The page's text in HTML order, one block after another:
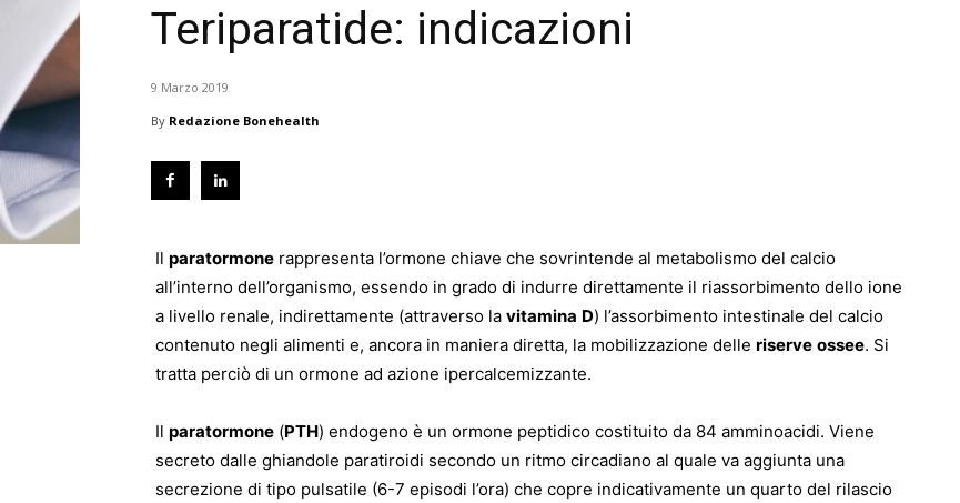
Teriparatide: indicazioni
9 Marzo 2019
By Redazione Bonehealth
Il paratormone rappresenta l’ormone chiave che sovrintende al metabolismo del calcio
all’interno dell’organismo, essendo in grado di indurre direttamente il riassorbimento dello ione
a livello renale, indirettamente (attraverso la vitamina D) l’assorbimento intestinale del calcio
contenuto negli alimenti e, ancora in maniera diretta, la mobilizzazione delle riserve ossee. Si
tratta perciò di un ormone ad azione ipercalcemizzante.
Il paratormone (PTH) endogeno è un ormone peptidico costituito da 84 amminoacidi. Viene
secreto dalle ghiandole paratiroidi secondo un ritmo circadiano al quale va aggiunta una
secrezione di tipo pulsatile (6-7 episodi l’ora) che copre indicativamente un quarto del rilascio